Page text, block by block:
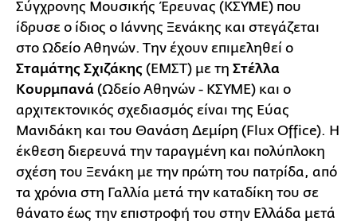
Σύγχρονης Μουσικής Έρευνας (ΚΣΥΜΕ) που
ίδρυσε ο ίδιος ο Ιάννης Ξενάκης και στεγάζεται
στο Ωδείο Αθηνών. Την έχουν επιμεληθεί ο
Σταμάτης Σχιζάκης (ΕΜΣΤ) με τη Στέλλα
Κουρμπανά (Ωδείο Αθηνών - ΚΣΥΜΕ) και ο
αρχιτεκτονικός σχεδιασμός είναι της Εύας
Μανιδάκη και του Θανάση Δεμίρη (Flux Office). Η
έκθεση διερευνά την ταραγμένη και πολύπλοκη
σχέση του Ξενάκη με την πρώτη του πατρίδα, από
τα χρόνια στη Γαλλία μετά την καταδίκη του σε
θάνατο έως την επιστροφή του στην Ελλάδα μετά